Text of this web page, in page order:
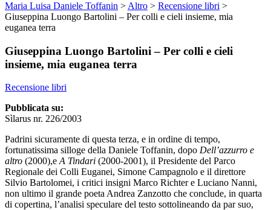
Maria Luisa Daniele Toffanin > Altro > Recensione libri >
Giuseppina Luongo Bartolini – Per colli e cieli insieme, mia
euganea terra
Giuseppina Luongo Bartolini – Per colli e cieli
insieme, mia euganea terra
Recensione libri
Pubblicata su:
Sìlarus nr. 226/2003
Padrini sicuramente di questa terza, e in ordine di tempo,
fortunatissima silloge della Daniele Toffanin, dopo Dell’azzurro e
altro (2000),eA Tindari (2000-2001), il Presidente del Parco
Regionale dei Colli Euganei, Simone Campagnolo e il direttore
Silvio Bartolomei, i critici insigni Marco Richter e Luciano Nanni,
non ultimo il grande poeta Andrea Zanzotto che conclude, in quarta
di copertina, l’analisi speculare del testo sottolineando da par suo,